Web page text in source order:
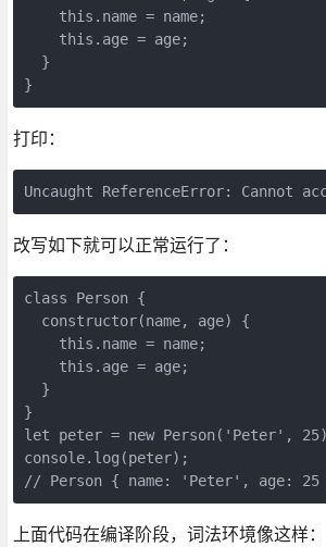
    this.name = name;
    this.age = age;
  }
}
打印：
Uncaught ReferenceError: Cannot
改写如下就可以正常运行了：
class Person {
  constructor(name, age) {
    this.name = name;
    this.age = age;
  }
}
let peter = new Person('Peter',
console.log(peter);
// Person { name: 'Peter', age:
上面代码在编译阶段，词法环境像这样：